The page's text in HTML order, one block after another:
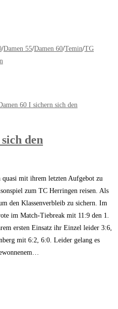
/Damen 55/Damen 60/Temin/TG
den
quasi mit ihrem letzten Aufgebot zu
zum TC Herringen reisen. Als
den Klassenverbleib zu sichern. Im
im Match-Tiebreak mit 11:9 den 1.
ersten Einsatz ihr Einzel leider 3:6,
mit 6:2, 6:0. Leider gelang es